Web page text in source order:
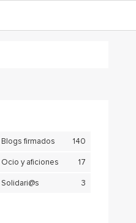
Blogs firmados 140
Ocio y aficiones 17
Solidari@s 3